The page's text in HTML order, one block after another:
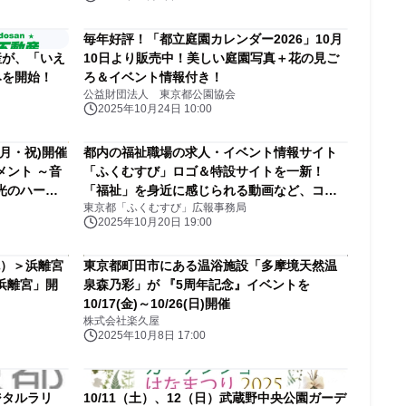
く便利に
、「いえ
開始！
毎年好評！「都立庭園カレンダー2026」10月
10日より販売中！美しい庭園写真＋花の見ご
ろ＆イベント情報付き！
公益財団法人 東京都公園協会
2025年10月24日 10:00
・祝)開催
～⾳
のハーモ
都内の福祉職場の求人・イベント情報サイト
「ふくむすび」ロゴ＆特設サイトを一新！
「福祉」を身近に感じられる動画など、コン
テンツを拡充。 FC東京とコラボ！味の素スタ
ジアムにブース展示。 ハローキティとのハイ
りユニフォーム等当たるキャンペーンも
東京都「ふくむすび」広報事務局
2025年10月20日 19:00
＞浜離宮
離宮」開
東京都町田市にある温浴施設「多摩境天然温
泉森乃彩」が 『5周年記念』イベントを
10/17(金)～10/26(日)開催
株式会社楽久屋
2025年10月8日 17:00
ルラリ 10/11（土）、12（日）武蔵野中央公園ガーデ